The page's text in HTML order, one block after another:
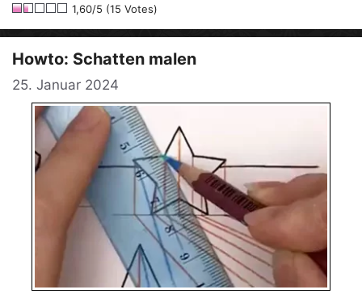
1,60/5 (15 Votes)
Howto: Schatten malen
25. Januar 2024